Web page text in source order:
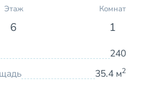
Этаж
6
Комнат
1
240
35.4 м2